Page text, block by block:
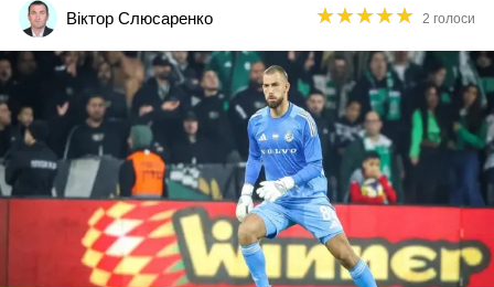
2 ліга
Різне
Букмекери
Казино
Віктор Слюсаренко ★★★★★
★★★★★ 2 голоси